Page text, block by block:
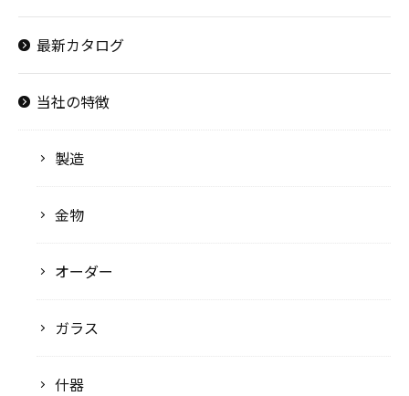
最新カタログ
当社の特徴
製造
金物
オーダー
ガラス
什器